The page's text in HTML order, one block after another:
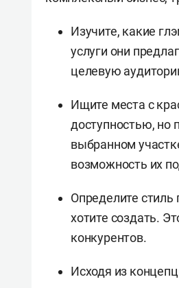
Изучите, какие
услуги они
целевую
Ищите места с
доступностью, но
выбранном
возможность их
Определите
хотите создать.
конкурентов.
Исходя из